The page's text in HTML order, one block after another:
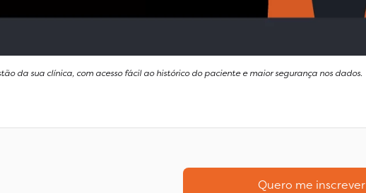
da sua clínica, com acesso fácil ao histórico do paciente e maior segurança nos dados.
Quero me inscrever